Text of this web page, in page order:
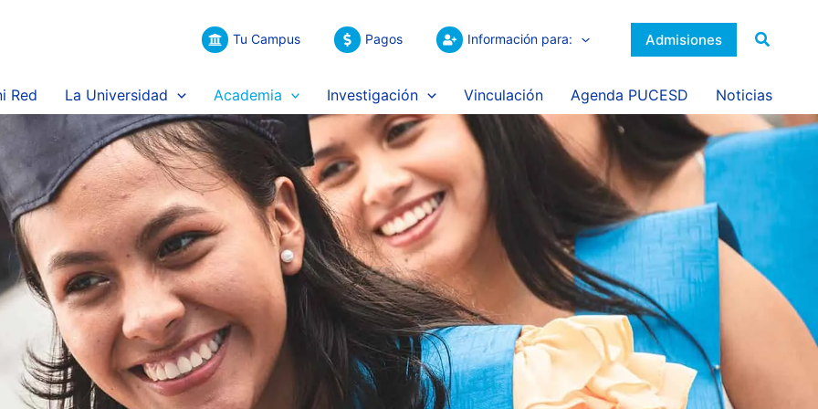
Tu Campus Pagos Información para: Admisiones Buscar
Red La Universidad Academia Investigación Vinculación Agenda PUCESD Noticias